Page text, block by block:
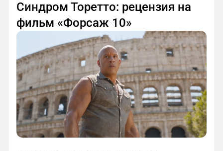
Синдром Торетто: рецензия на
фильм «Форсаж 10»